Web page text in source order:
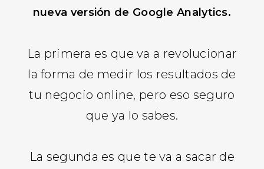
nueva versión de Google Analytics.
La primera es que va a revolucionar
la forma de medir los resultados de
tu negocio online, pero eso seguro
que ya lo sabes.
La segunda es que te va a sacar de